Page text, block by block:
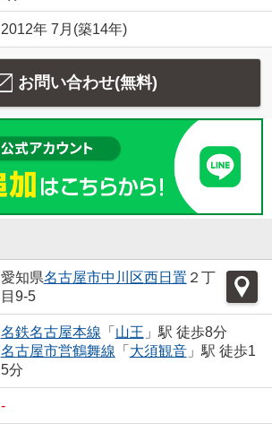
2012年 7月(築14年)
お問い合わせ(無料)
愛知県名古屋市中川区西日置 ２丁
目9-5
名鉄名古屋本線 「 山王 」駅 徒歩8分
名古屋市営鶴舞線 「 大須観音」駅 徒歩1
5分
-